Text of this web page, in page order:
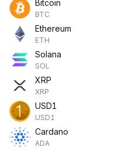
Bitcoin
BTC
Ethereum
ETH
Solana
SOL
XRP
XRP
USD1
USD1
Cardano
ADA